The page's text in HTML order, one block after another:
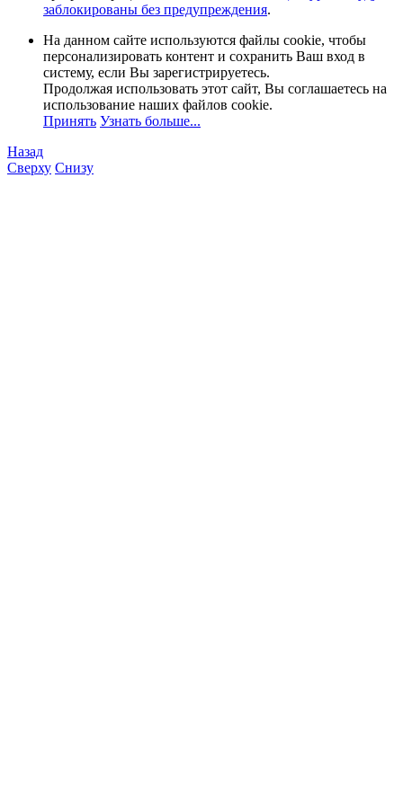
заблокированы без предупреждения.
На данном сайте используются файлы cookie, чтобы
персонализировать контент и сохранить Ваш вход в
систему, если Вы зарегистрируетесь.
Продолжая использовать этот сайт, Вы соглашаетесь на
использование наших файлов cookie.
Принять Узнать больше...
Назад
Сверху Снизу